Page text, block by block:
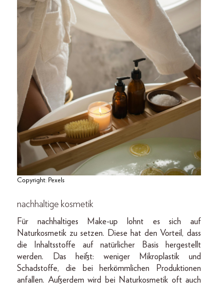
Copyright: Pexels
nachhaltige kosmetik
Für nachhaltiges Make-up lohnt es sich auf
Naturkosmetik zu setzen. Diese hat den Vorteil, dass
die Inhaltsstoffe auf natürlicher Basis hergestellt
werden. Das heißt: weniger Mikroplastik und
Schadstoffe, die bei herkömmlichen Produktionen
anfallen. Außerdem wird bei Naturkosmetik oft auch